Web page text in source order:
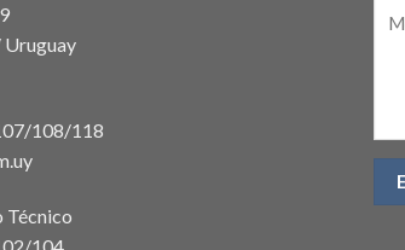
108/118
Técnico
104